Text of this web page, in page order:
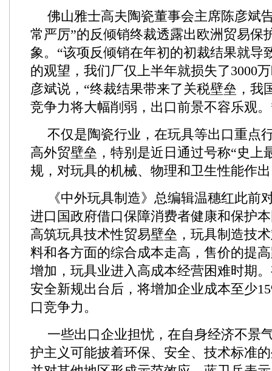
佛山雅士高夫陶瓷董事会主席陈彦斌
常严厉”的反倾销终裁透露出欧洲贸易保
象。“该项反倾销在年初的初裁结果就导
的观望，我们厂仅上半年就损失了3000
彦斌说，“终裁结果带来了关税壁垒，我
竞争力将大幅削弱，出口前景不容乐观
不仅是陶瓷行业，在玩具等出口重点
高外贸壁垒，特别是近日通过号称“史上
规，对玩具的机械、物理和卫生性能作
《中外玩具制造》总编辑温穗红此前
进口国政府借口保障消费者健康和保护
高筑玩具技术性贸易壁垒，玩具制造技
料和各方面的综合成本走高，售价的提
增加，玩具业进入高成本经营困难时期
安全新规出台后，将增加企业成本至少
口竞争力。
一些出口企业担忧，在自身经济不景
护主义可能披着环保、安全、技术标准